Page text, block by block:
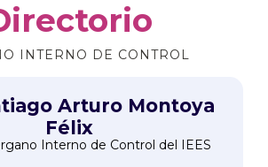
INTERNO DE CONTROL
Arturo Montoya
Félix
Interno de Control del IEES